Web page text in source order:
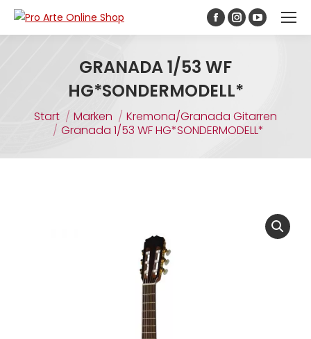
springen
GRANADA 1/53 WF
HG*SONDERMODELL*
Sie befinden sich hier:
Start Marken
Kremona/Granada Gitarren
Granada 1/53 WF HG*SONDERMODELL*